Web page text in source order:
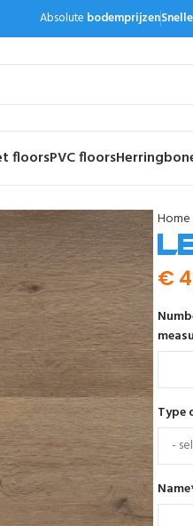
Absolute bodemprijzenSnelle
floorsPVC floors
Home
€
Type
Name